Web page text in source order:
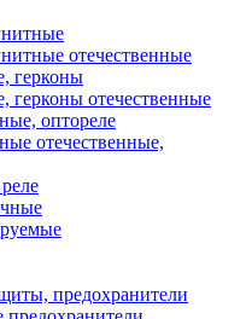
отечественные
герконы
герконы отечественные
оптореле
отечественные,
предохранители